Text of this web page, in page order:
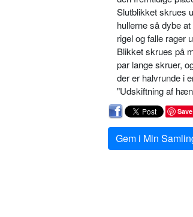
Slutblikket skrues
hullerne så dybe
rigel og falle rager
Blikket skrues på
par lange skruer,
der er halvrunde i
"Udskiftning af
Save
Gem i Min